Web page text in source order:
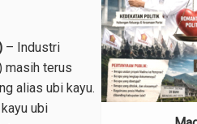
– Industri
masih terus
alias ubi kayu.
ubi